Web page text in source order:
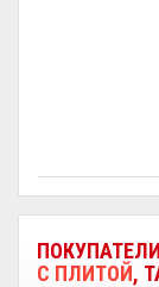
С ПЛИТОЙ,